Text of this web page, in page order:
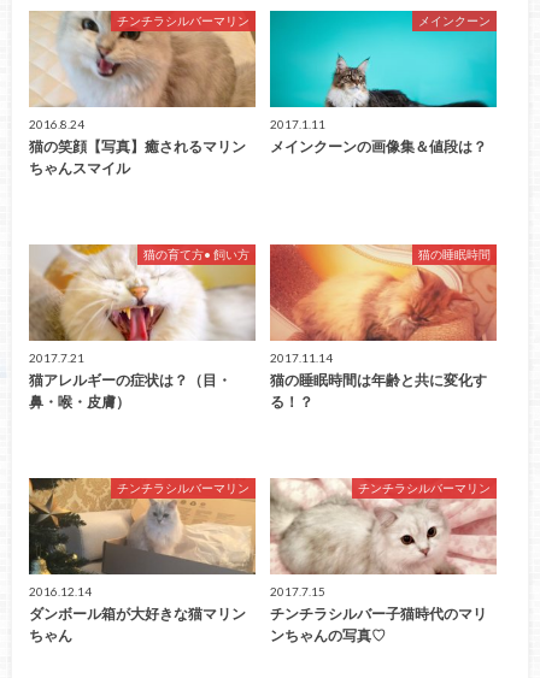
チンチラシルバーマリン
2016.8.24
猫の笑顔【写真】癒されるマリン
ちゃんスマイル
メインクーン
2017.1.11
メインクーンの画像集＆値段は？
猫の育て方• 飼い方
2017.7.21
猫アレルギーの症状は？（目・
鼻・喉・皮膚）
猫の睡眠時間
2017.11.14
猫の睡眠時間は年齢と共に変化す
る！？
チンチラシルバーマリン
2016.12.14
ダンボール箱が大好きな猫マリン
ちゃん
チンチラシルバーマリン
2017.7.15
チンチラシルバー子猫時代のマリ
ンちゃんの写真♡